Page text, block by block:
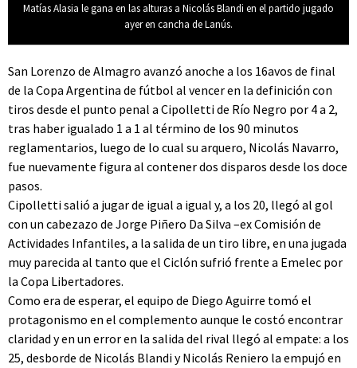
Matías Alasia le gana en las alturas a Nicolás Blandi en el partido jugado
ayer en cancha de Lanús.
San Lorenzo de Almagro avanzó anoche a los 16avos de final
de la Copa Argentina de fútbol al vencer en la definición con
tiros desde el punto penal a Cipolletti de Río Negro por 4 a 2,
tras haber igualado 1 a 1 al término de los 90 minutos
reglamentarios, luego de lo cual su arquero, Nicolás Navarro,
fue nuevamente figura al contener dos disparos desde los doce
pasos.
Cipolletti salió a jugar de igual a igual y, a los 20, llegó al gol
con un cabezazo de Jorge Piñero Da Silva –ex Comisión de
Actividades Infantiles, a la salida de un tiro libre, en una jugada
muy parecida al tanto que el Ciclón sufrió frente a Emelec por
la Copa Libertadores.
Como era de esperar, el equipo de Diego Aguirre tomó el
protagonismo en el complemento aunque le costó encontrar
claridad y en un error en la salida del rival llegó al empate: a los
25, desborde de Nicolás Blandi y Nicolás Reniero la empujó en